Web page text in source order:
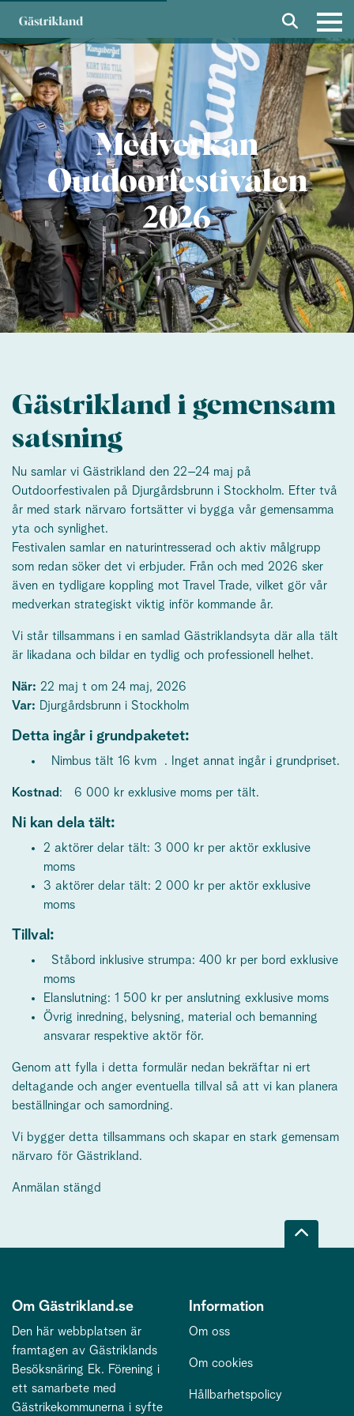
Medverkan
Outdoorfestivalen
2026
Gästrikland i gemensam
satsning
Nu samlar vi Gästrikland den 22–24 maj på
Outdoorfestivalen på Djurgårdsbrunn i Stockholm. Efter två
år med stark närvaro fortsätter vi bygga vår gemensamma
yta och synlighet.
Festivalen samlar en naturintresserad och aktiv målgrupp
som redan söker det vi erbjuder. Från och med 2026 sker
även en tydligare koppling mot Travel Trade, vilket gör vår
medverkan strategiskt viktig inför kommande år.
Vi står tillsammans i en samlad Gästriklandsyta där alla tält
är likadana och bildar en tydlig och professionell helhet.
När: 22 maj t om 24 maj, 2026
Var: Djurgårdsbrunn i Stockholm
Detta ingår i grundpaketet:
Nimbus tält 16 kvm . Inget annat ingår i grundpriset.
Kostnad: 6 000 kr exklusive moms per tält.
Ni kan dela tält:
2 aktörer delar tält: 3 000 kr per aktör exklusive
moms
3 aktörer delar tält: 2 000 kr per aktör exklusive
moms
Tillval:
Ståbord inklusive strumpa: 400 kr per bord exklusive
moms
Elanslutning: 1 500 kr per anslutning exklusive moms
Övrig inredning, belysning, material och bemanning
ansvarar respektive aktör för.
Genom att fylla i detta formulär nedan bekräftar ni ert
deltagande och anger eventuella tillval så att vi kan planera
beställningar och samordning.
Vi bygger detta tillsammans och skapar en stark gemensam
närvaro för Gästrikland.
Anmälan stängd
Om Gästrikland.se
Den här webbplatsen är
framtagen av Gästriklands
Besöksnäring Ek. Förening i
ett samarbete med
Gästrikekommunerna i syfte
Information
Om oss
Om cookies
Hållbarhetspolicy